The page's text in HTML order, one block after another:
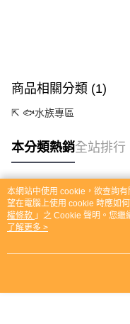
商品相關分類 (1)
⇱ 🐟水族專區
本分類熱銷全站排行
熱門標籤
本網站中使用 cookie，欲查詢
望在電腦上使用 cookie 時應如
權條款 」之 Cookie 聲明。您繼
用條款之 Cookie 聲明使用
了解更多 >